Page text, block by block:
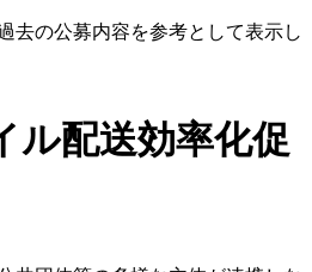
去の公募内容を参考として表示し
ル配送効率化促